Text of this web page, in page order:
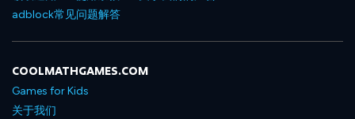
adblock常见问题解答
COOLMATHGAMES.COM
Games for Kids
关于我们